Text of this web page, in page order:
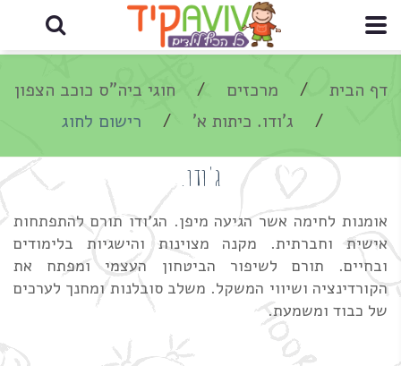
דף הבית מרכזים
חוגי ביה"ס כוכב הצפון
ג'ודו. כיתות א'
רישום לחוג
ג'ודו.
אומנות לחימה אשר הגיעה מיפן. הג'ודו תורם להתפתחות
אישית וחברתית. מקנה מצוינות והישגיות בלימודים
ובחיים. תורם לשיפור הביטחון העצמי ומפתח את
הקורדינציה ושיווי המשקל. משלב סובלנות ומחנך לערכים
של כבוד ומשמעת.